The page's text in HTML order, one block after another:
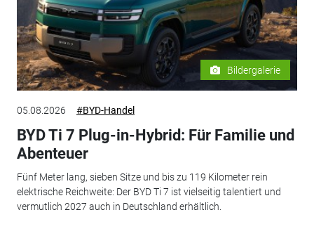
Bildergalerie
05.08.2026 #BYD-Handel
BYD Ti 7 Plug-in-Hybrid: Für Familie und
Abenteuer
Fünf Meter lang, sieben Sitze und bis zu 119 Kilometer rein
elektrische Reichweite: Der BYD Ti 7 ist vielseitig talentiert und
vermutlich 2027 auch in Deutschland erhältlich.